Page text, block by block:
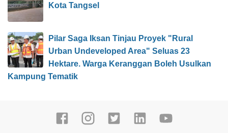
Kota Tangsel
Pilar Saga Iksan Tinjau Proyek "Rural
Urban Undeveloped Area" Seluas 23
Hektare. Warga Keranggan Boleh Usulkan
Kampung Tematik